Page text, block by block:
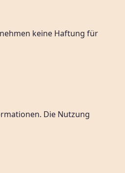
keine Haftung für
Die Nutzung